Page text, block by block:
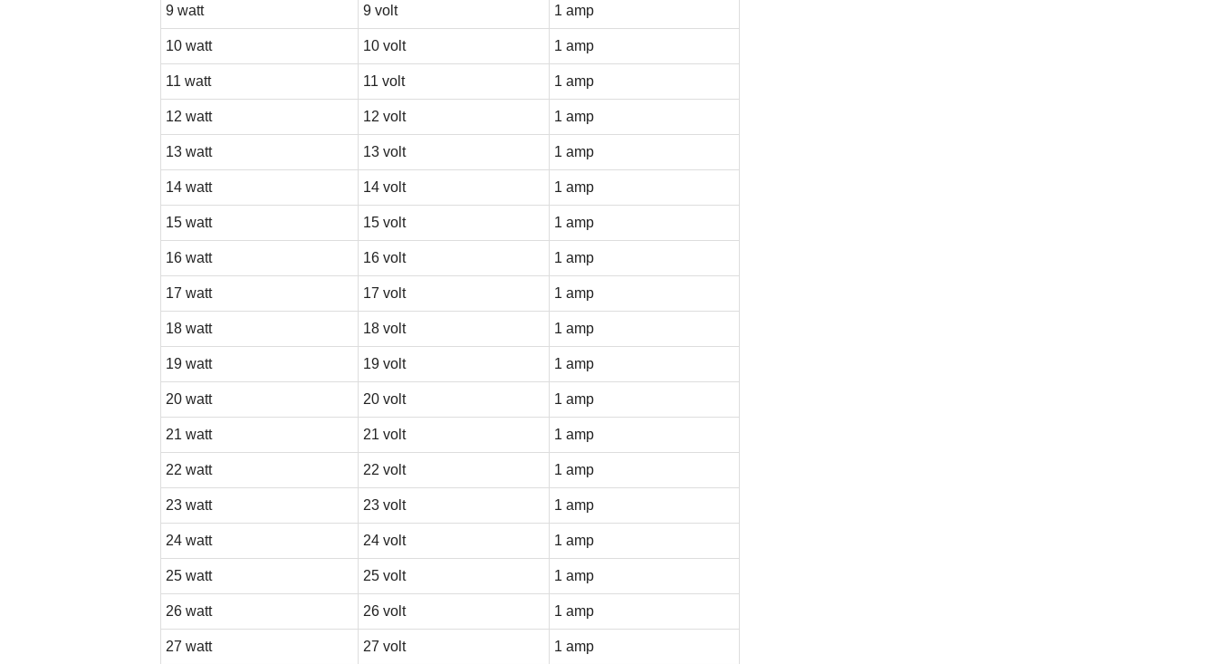
9 watt 9 volt 1 amp
10 watt 10 volt 1 amp
11 watt 11 volt 1 amp
12 watt 12 volt 1 amp
13 watt 13 volt 1 amp
14 watt 14 volt 1 amp
15 watt 15 volt 1 amp
16 watt 16 volt 1 amp
17 watt 17 volt 1 amp
18 watt 18 volt 1 amp
19 watt 19 volt 1 amp
20 watt 20 volt 1 amp
21 watt 21 volt 1 amp
22 watt 22 volt 1 amp
23 watt 23 volt 1 amp
24 watt 24 volt 1 amp
25 watt 25 volt 1 amp
26 watt 26 volt 1 amp
27 watt 27 volt 1 amp